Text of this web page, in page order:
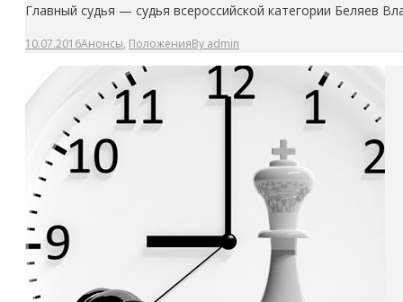
Главный судья — судья всероссийской категории Беляев
10.07.2016Анонсы, ПоложенияBy admin